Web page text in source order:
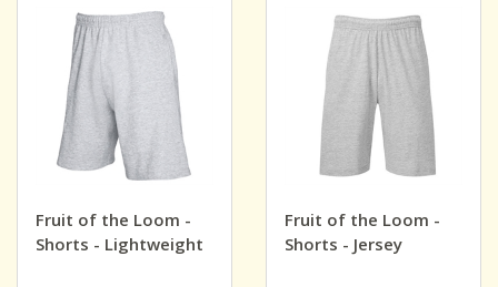
Fruit of the Loom -
Shorts - Lightweight
Fruit of the Loom -
Shorts - Jersey